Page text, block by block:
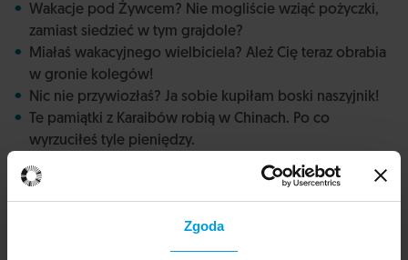
Zgoda
Wakacje pod Żywcem? Nie mogliście wziąć pożyczki,
zamiast siedzieć w tym grajdole?
Miałaś wakacyjnego wielbiciela? Ależ Cię teraz obrabia
w gronie kolegów!
Nic nie przywiozłaś? Ja sobie kupiłam boski naszyjnik!
Te pamiątki z Karaibów robią w Chinach. Po co
wyrzuciłeś tyle pieniędzy.
Byłeś w Prowansji i nie widziałeś tego zamku? To po co
tam w ogóle pojechałeś?
To, co mi pokazujesz, można zobaczyć na zwykłych
pocztówkach. Ja zawsze szukam czegoś niezwykłego.
Tak, tak, to wszystko mój drogi jest papką dla turystów,